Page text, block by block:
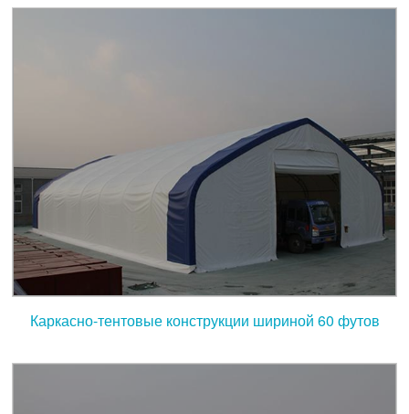
Каркасно-тентовые конструкции шириной 60 футов